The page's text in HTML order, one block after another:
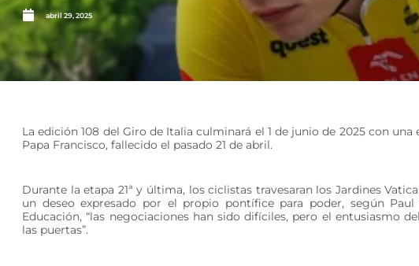
abril 29, 2025
La edición 108 del Giro de Italia culminará el 1 de junio de 2025 con
Papa Francisco, fallecido el pasado 21 de abril.
Durante la etapa 21ª y última, los ciclistas travesaran los Jardines
un deseo expresado por el propio pontífice para poder, según
Educación, “las negociaciones han sido difíciles, pero el entusiasmo
las puertas”.